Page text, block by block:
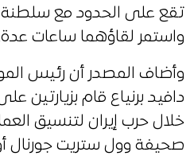
واستمر لقاؤهما ساعات
وأضاف المصدر أن رئيس
‌دافيد برنياع قام بزيارتين
خلال حرب إيران لتنسيق
صحيفة وول ستريت جورنال